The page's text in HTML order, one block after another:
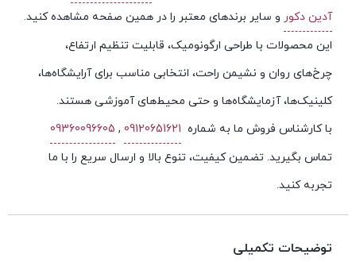
آدین دکور و سایر برندهای معتبر را در همین صفحه مشاهده کنید.
این محصولات با طراحی ارگونومیک، قابلیت تنظیم ارتفاع،
چرخ‌های روان و نشیمن راحت، انتخابی مناسب برای آرایشگاه‌ها،
کلینیک‌ها، آزمایشگاه‌ها و حتی محیط‌های آموزشی هستند.
با کارشناس فروش ما به شماره 09120651621
,
09360096605
تماس بگیرید. تضمین کیفیت، تنوع بالا و ارسال سریع را با ما
تجربه کنید.
توضیحات تکمیلی